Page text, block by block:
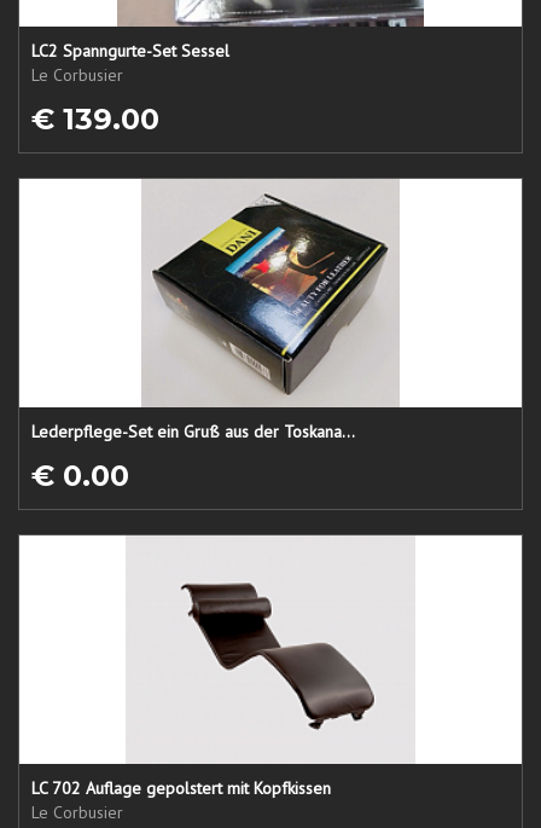
LC2 Spanngurte-Set Sessel
Le Corbusier
€ 139.00
Lederpflege-Set ein Gruß aus der Toskana...
€ 0.00
LC 702 Auflage gepolstert mit Kopfkissen
Le Corbusier